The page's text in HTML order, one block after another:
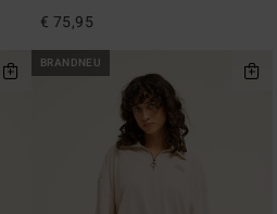
€ 75,95
BRANDNEU